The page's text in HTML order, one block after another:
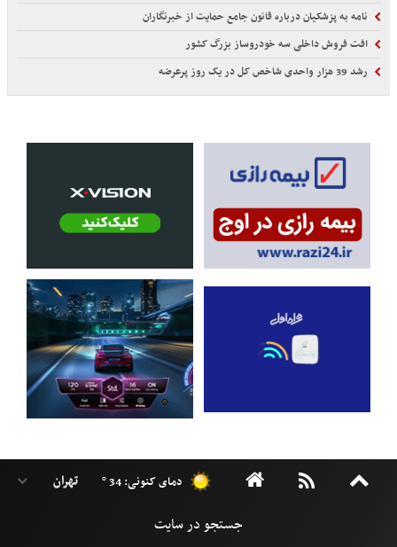
نامه به پزشکیان درباره قانون جامع حمایت از خبرنگاران
افت فروش داخلی سه خودروساز بزرگ کشور
رشد 39 هزار واحدی شاخص کل در یک روز پرعرضه
دمای کنونی: 34 °